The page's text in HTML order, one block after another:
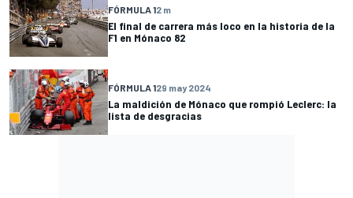
FÓRMULA 12 m
El final de carrera más loco en la historia de la
F1 en Mónaco 82
FÓRMULA 129 may 2024
La maldición de Mónaco que rompió Leclerc: la
lista de desgracias